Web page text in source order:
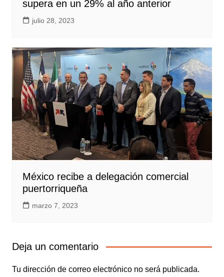
supera en un 29% al año anterior
julio 28, 2023
México recibe a delegación comercial
puertorriqueña
marzo 7, 2023
Deja un comentario
Tu dirección de correo electrónico no será publicada.